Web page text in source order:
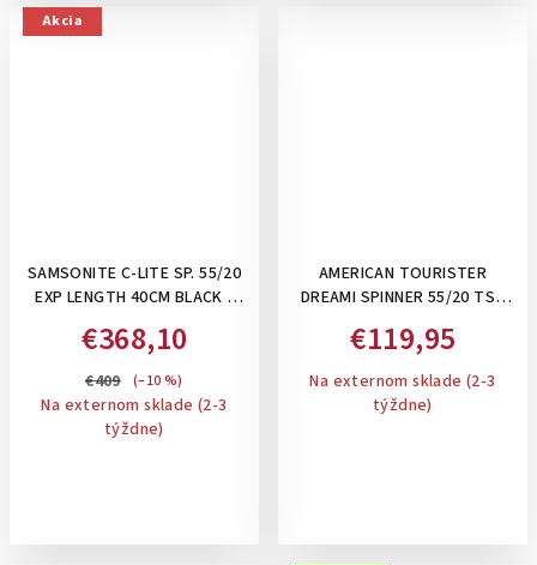
Akcia
SAMSONITE C-LITE SP. 55/20
EXP LENGTH 40CM BLACK -
ROZŠÍRITEĽNÝ 36/42 L
€368,10
€409 (–10 %)
Na externom sklade (2-3
týždne)
AMERICAN TOURISTER
DREAMI SPINNER 55/20 TSA
KUFOR
€119,95
Na externom sklade (2-3
týždne)